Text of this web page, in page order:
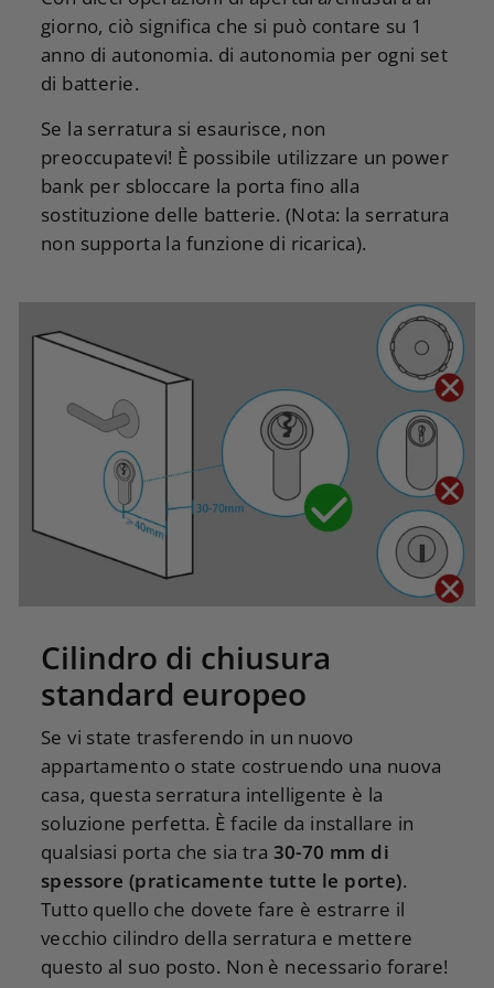
giorno, ciò significa che si può contare su 1
anno di autonomia. di autonomia per ogni set
di batterie.
Se la serratura si esaurisce, non
preoccupatevi! È possibile utilizzare un power
bank per sbloccare la porta fino alla
sostituzione delle batterie. (Nota: la serratura
non supporta la funzione di ricarica).
Cilindro di chiusura
standard europeo
Se vi state trasferendo in un nuovo
appartamento o state costruendo una nuova
casa, questa serratura intelligente è la
soluzione perfetta. È facile da installare in
qualsiasi porta che sia tra 30-70 mm di
spessore (praticamente tutte le porte).
Tutto quello che dovete fare è estrarre il
vecchio cilindro della serratura e mettere
questo al suo posto. Non è necessario forare!